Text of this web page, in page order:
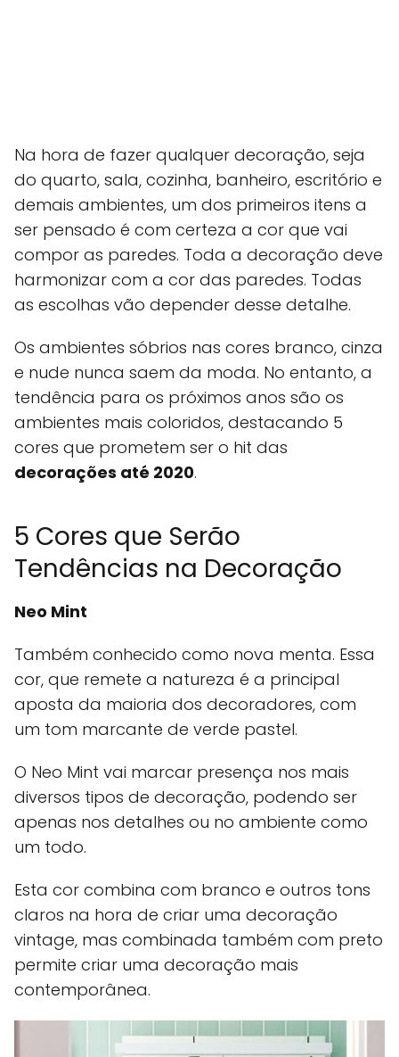
Na hora de fazer qualquer decoração, seja
do quarto, sala, cozinha, banheiro, escritório e
demais ambientes, um dos primeiros itens a
ser pensado é com certeza a cor que vai
compor as paredes. Toda a decoração deve
harmonizar com a cor das paredes. Todas
as escolhas vão depender desse detalhe.
Os ambientes sóbrios nas cores branco, cinza
e nude nunca saem da moda. No entanto, a
tendência para os próximos anos são os
ambientes mais coloridos, destacando 5
cores que prometem ser o hit das
decorações até 2020.
5 Cores que Serão
Tendências na Decoração
Neo Mint
Também conhecido como nova menta. Essa
cor, que remete a natureza é a principal
aposta da maioria dos decoradores, com
um tom marcante de verde pastel.
O Neo Mint vai marcar presença nos mais
diversos tipos de decoração, podendo ser
apenas nos detalhes ou no ambiente como
um todo.
Esta cor combina com branco e outros tons
claros na hora de criar uma decoração
vintage, mas combinada também com preto
permite criar uma decoração mais
contemporânea.